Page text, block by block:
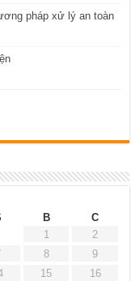
pháp xử lý an toàn
B
C
1
2
8
9
15 16